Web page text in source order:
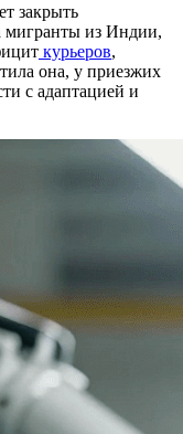
закрыть
мигранты из Индии,
курьеров,
она, у приезжих
с адаптацией и